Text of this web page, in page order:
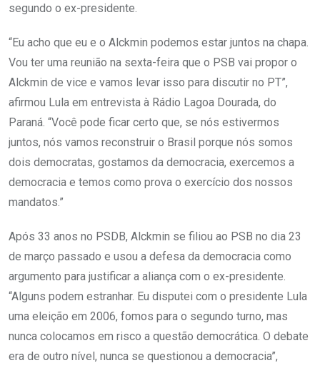
segundo o ex-presidente.
“Eu acho que eu e o Alckmin podemos estar juntos na chapa.
Vou ter uma reunião na sexta-feira que o PSB vai propor o
Alckmin de vice e vamos levar isso para discutir no PT”,
afirmou Lula em entrevista à Rádio Lagoa Dourada, do
Paraná. “Você pode ficar certo que, se nós estivermos
juntos, nós vamos reconstruir o Brasil porque nós somos
dois democratas, gostamos da democracia, exercemos a
democracia e temos como prova o exercício dos nossos
mandatos.”
Após 33 anos no PSDB, Alckmin se filiou ao PSB no dia 23
de março passado e usou a defesa da democracia como
argumento para justificar a aliança com o ex-presidente.
“Alguns podem estranhar. Eu disputei com o presidente Lula
uma eleição em 2006, fomos para o segundo turno, mas
nunca colocamos em risco a questão democrática. O debate
era de outro nível, nunca se questionou a democracia”,